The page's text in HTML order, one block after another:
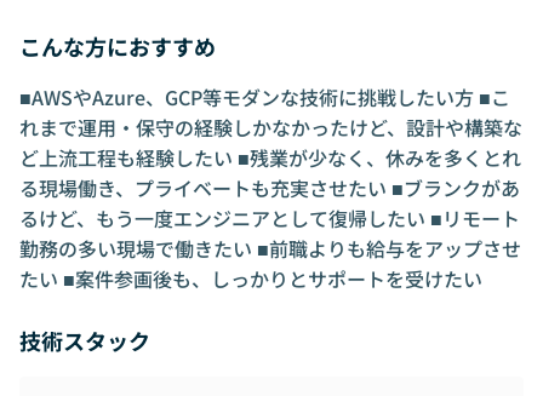
こんな方におすすめ
■AWSやAzure、GCP等モダンな技術に挑戦したい方 ■こ
れまで運用・保守の経験しかなかったけど、設計や構築な
ど上流工程も経験したい ■残業が少なく、休みを多くとれ
る現場働き、プライベートも充実させたい ■ブランクがあ
るけど、もう一度エンジニアとして復帰したい ■リモート
勤務の多い現場で働きたい ■前職よりも給与をアップさせ
たい ■案件参画後も、しっかりとサポートを受けたい
技術スタック